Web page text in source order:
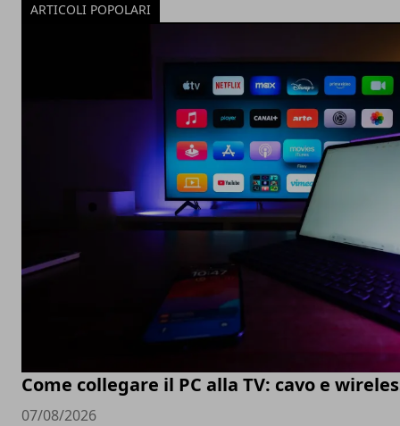
ARTICOLI POPOLARI
Come collegare il PC alla TV: cavo e
07/08/2026